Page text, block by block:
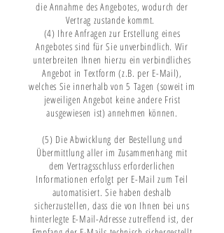
die Annahme des Angebotes, wodurch der
Vertrag zustande kommt.
(4) Ihre Anfragen zur Erstellung eines
Angebotes sind für Sie unverbindlich. Wir
unterbreiten Ihnen hierzu ein verbindliches
Angebot in Textform (z.B. per E-Mail),
welches Sie innerhalb von 5 Tagen (soweit im
jeweiligen Angebot keine andere Frist
ausgewiesen ist) annehmen können.
(5) Die Abwicklung der Bestellung und
Übermittlung aller im Zusammenhang mit
dem Vertragsschluss erforderlichen
Informationen erfolgt per E-Mail zum Teil
automatisiert. Sie haben deshalb
sicherzustellen, dass die von Ihnen bei uns
hinterlegte E-Mail-Adresse zutreffend ist, der